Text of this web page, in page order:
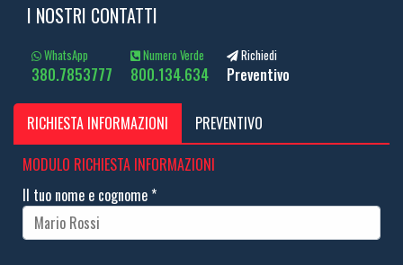
I NOSTRI CONTATTI
WhatsApp
380.7853777
Numero Verde
800.134.634
Richiedi
Preventivo
RICHIESTA INFORMAZIONI
PREVENTIVO
MODULO RICHIESTA INFORMAZIONI
Il tuo nome e cognome*